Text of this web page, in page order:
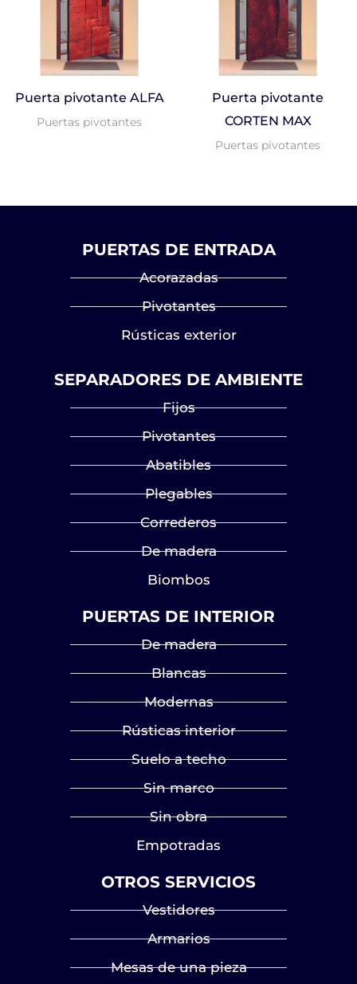
Puerta pivotante ALFA
Puertas pivotantes
Puerta pivotante
CORTEN MAX
Puertas pivotantes
PUERTAS DE ENTRADA
Acorazadas
Pivotantes
Rústicas exterior
SEPARADORES DE AMBIENTE
Fijos
Pivotantes
Abatibles
Plegables
Correderos
De madera
Biombos
PUERTAS DE INTERIOR
De madera
Blancas
Modernas
Rústicas interior
Suelo a techo
Sin marco
Sin obra
Empotradas
OTROS SERVICIOS
Vestidores
Armarios
Mesas de una pieza